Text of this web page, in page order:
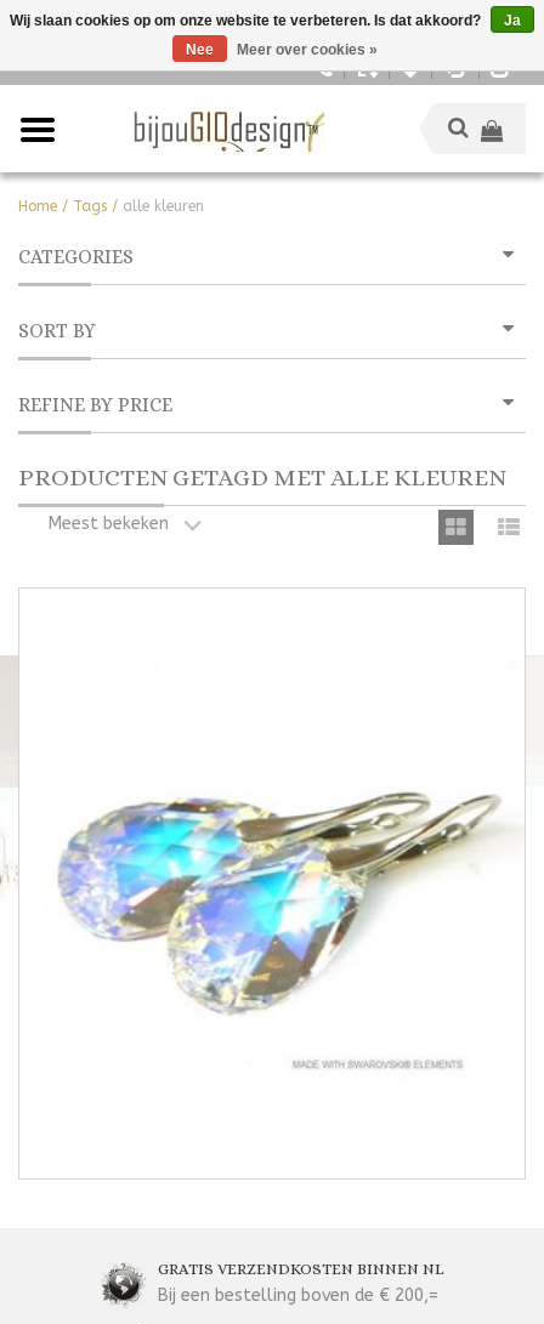
Home / Tags / alle kleuren
CATEGORIES
SORT BY
REFINE BY PRICE
PRODUCTEN GETAGD MET ALLE KLEUREN
Meest bekeken
GRATIS VERZENDKOSTEN BINNEN NL
Bij een bestelling boven de € 200,=
Wij slaan cookies op om onze website te verbeteren. Is dat akkoord?
Ja
Nee
Meer over cookies »